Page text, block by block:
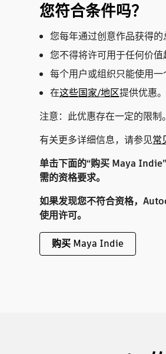
您符合条件吗？
您每年通过创意作品获得
您不得将许可用于任何价值
每个用户或组织只能使用一
在这些国家/地区提供优惠。
注意：此优惠存在一定的限制。
有关更多详细信息，请参见常
单击下面的“购买 Maya
需的资格要求。
如果发现您不符合资格，
使用许​可。
购买 Maya Indie